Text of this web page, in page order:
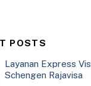
POSTS
Layanan Express
Schengen Rajavisa